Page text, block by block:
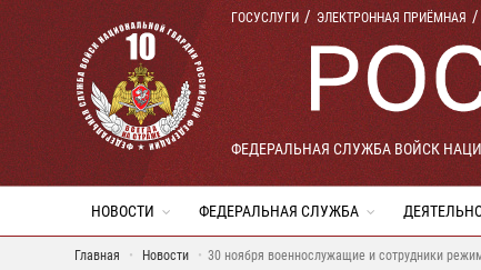
ГОСУСЛУГИ ЭЛЕКТРОННАЯ ПРИЁМНАЯ
ФЕДЕРАЛЬНАЯ СЛУЖБА ВОЙСК
НОВОСТИ ФЕДЕРАЛЬНАЯ СЛУЖБА
Главная Новости 30 ноября военнослужащие и сотрудники